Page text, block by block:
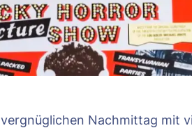
Nachmittag